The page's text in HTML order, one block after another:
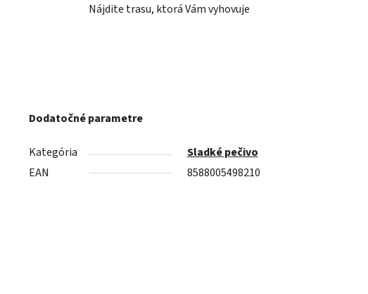
Nájdite trasu, ktorá Vám vyhovuje
Dodatočné parametre
Kategória
Sladké pečivo
EAN
8588005498210